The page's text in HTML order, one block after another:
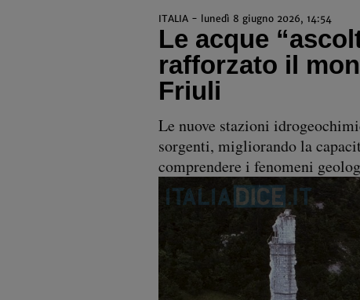
ITALIA - lunedì 8 giugno 2026, 14:54
Le acque
rafforzato il
Friuli
Le nuove stazioni
sorgenti, migliorando la
comprendere i fenomeni